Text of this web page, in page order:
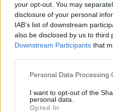
your opt-out. You may
disclosure of your personal
IAB’s list of downstream
also be disclosed by us to third
Downstream Participants that
Personal Data Processing
I want to opt-out of the
personal data.
Opted In
2026. augusztus 05.,
Majka
miatt lemondta